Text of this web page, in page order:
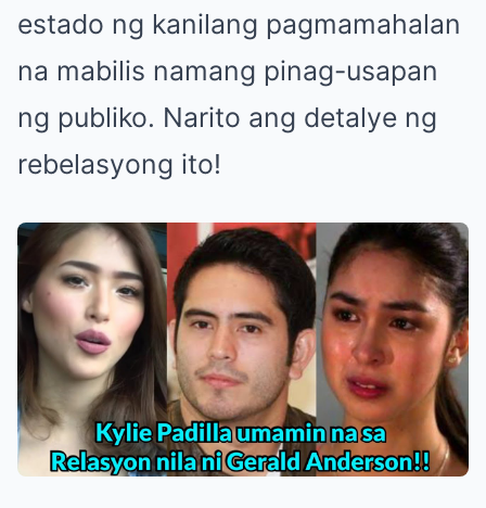
estado ng kanilang pagmamahalan
na mabilis namang pinag-usapan
ng publiko. Narito ang detalye ng
rebelasyong ito!